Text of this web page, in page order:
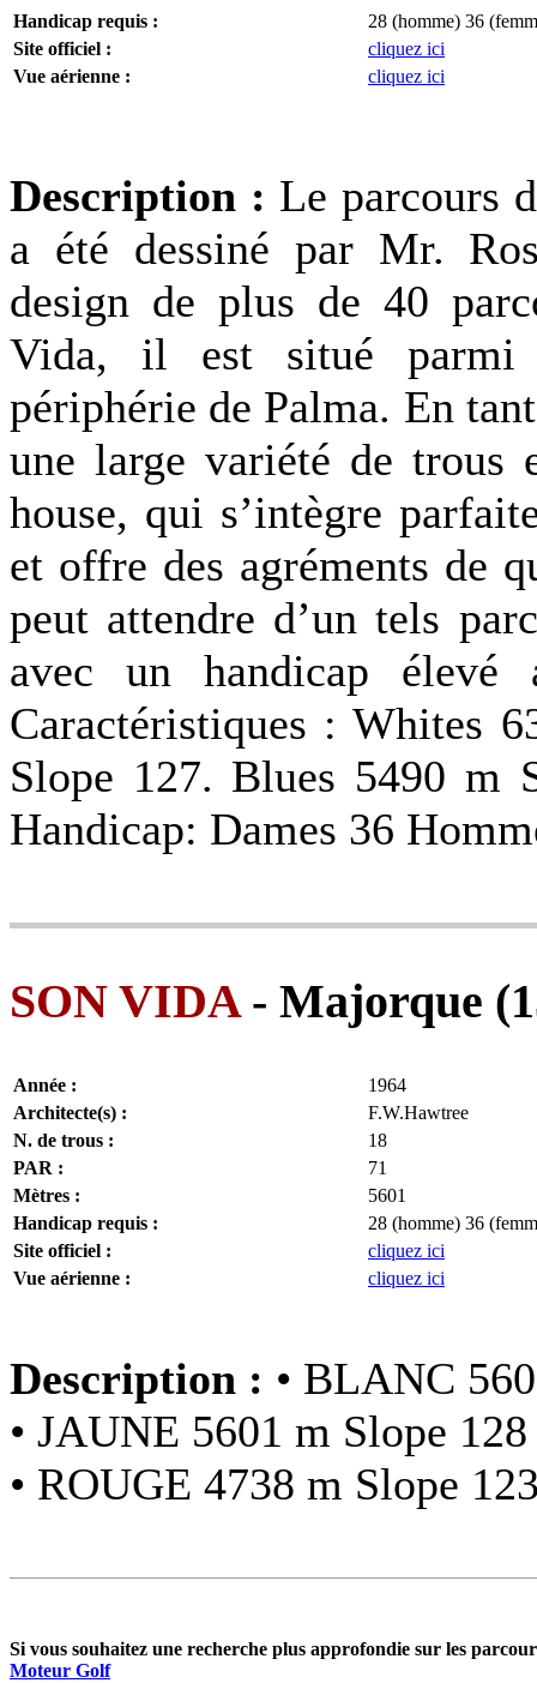
Handicap requis :
28 (homme) 36
Site officiel :
cliquez ici
Vue aérienne :
cliquez ici
Description : Le parcours
a été dessiné par Mr.
design de plus de 40
Vida, il est situé parmi
périphérie de Palma. En
une large variété de trous
house, qui s’intègre
et offre des agréments de
peut attendre d’un tels
avec un handicap
Caractéristiques : Whites
Slope 127. Blues 5490 m
Handicap: Dames 36
SON VIDA- Majorque
Année :
1964
Architecte(s) :
F.W.Hawtree
N. de trous :
18
PAR :
71
Mètres :
5601
Handicap requis :
28 (homme) 36
Site officiel :
cliquez ici
Vue aérienne :
cliquez ici
Description : • BLANC
• JAUNE 5601 m Slope 128
• ROUGE 4738 m Slope
Si vous souhaitez une recherche plus approfondie sur les
Moteur Golf